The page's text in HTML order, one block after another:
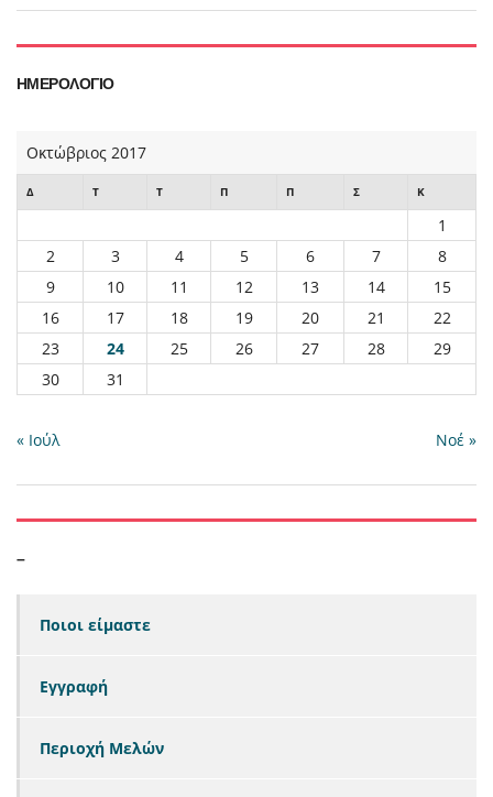
ΗΜΕΡΟΛΌΓΙΟ
Οκτώβριος 2017
Δ Τ Τ Π Π Σ Κ
1
2
3 4 5 6 7
8
9
10 11 12 13 14
15
16
17 18 19 20 21
22
23
24 25 26 27 28
29
30
31
« Ιούλ Νοέ »
–
Ποιοι είμαστε
Εγγραφή
Περιοχή Μελών